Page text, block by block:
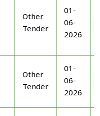
Other
Tender
01-
06-
2026
Other
Tender
01-
06-
2026